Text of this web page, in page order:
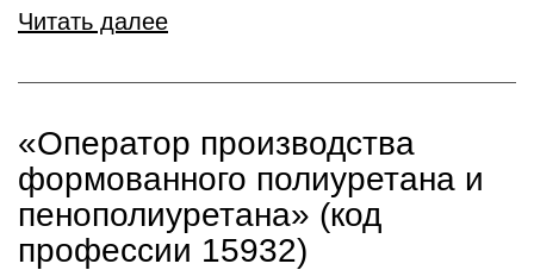
Читать далее
«Оператор производства
формованного полиуретана и
пенополиуретана» (код
профессии 15932)